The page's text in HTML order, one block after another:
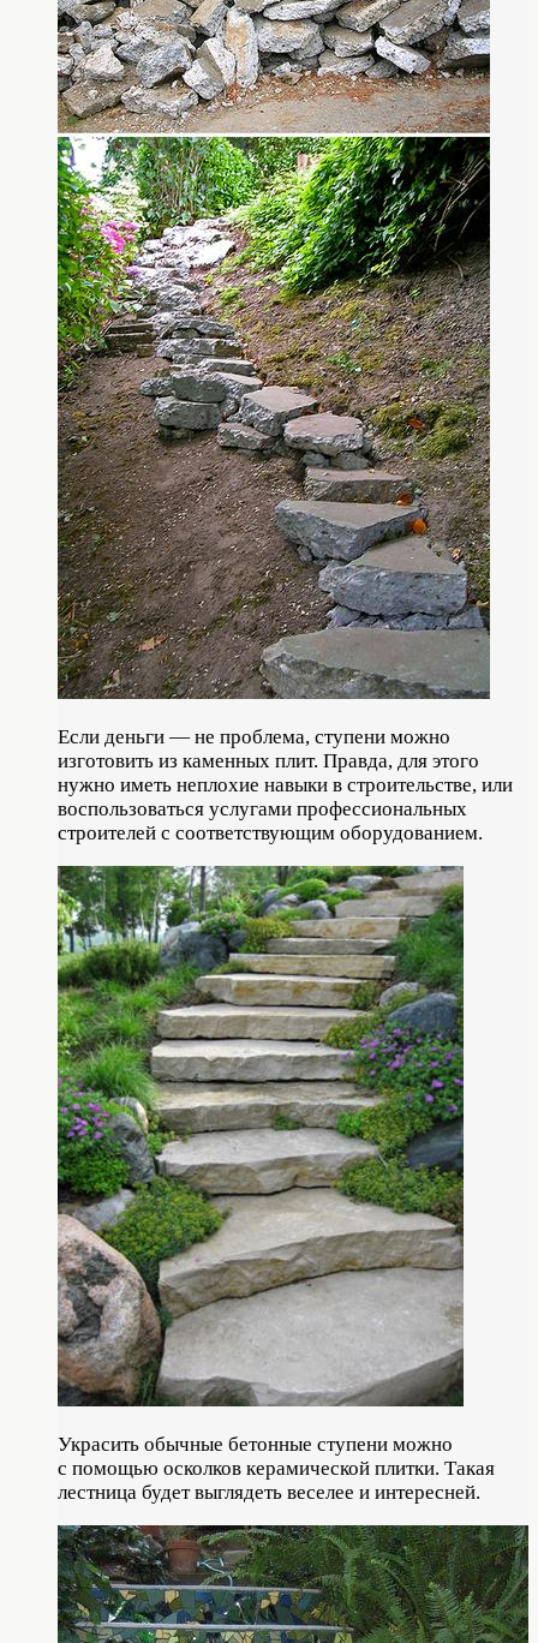
Если деньги — не проблема, ступени можно
изготовить из каменных плит. Правда, для этого
нужно иметь неплохие навыки в строительстве, или
воспользоваться услугами профессиональных
строителей с соответствующим оборудованием.
Украсить обычные бетонные ступени можно
с помощью осколков керамической плитки. Такая
лестница будет выглядеть веселее и интересней.